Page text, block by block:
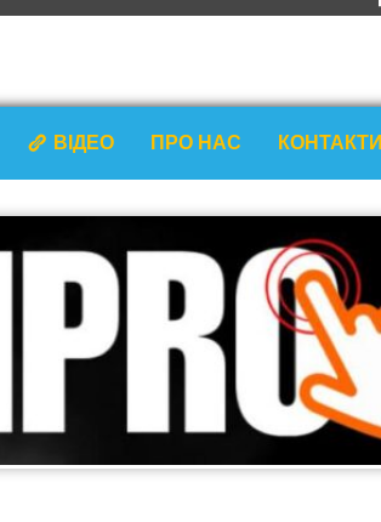
ВІДЕО ПРО НАС КОНТАКТИ